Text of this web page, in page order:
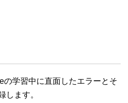
の学習中に直面したエラーとそ
します。